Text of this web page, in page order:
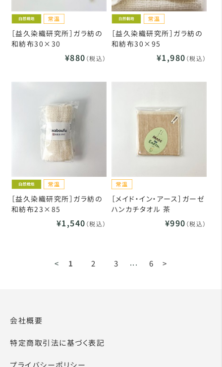
［益久染織研究所］ガラ紡の
和紡布30×30
¥880 （税込）
［益久染織研究所］ガラ紡の
和紡布30×95
¥1,980 （税込）
［益久染織研究所］ガラ紡の
和紡布23×85
¥1,540 （税込）
［メイド・イン・アース］ガーゼ
ハンカチタオル 茶
¥990 （税込）
< 1 2 3 ... 6 >
会社概要
特定商取引法に基づく表記
プライバシーポリシー